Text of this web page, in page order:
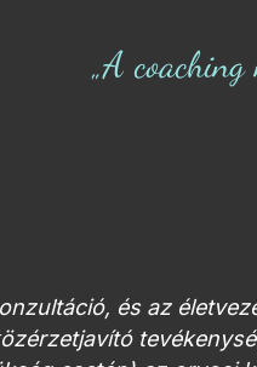
„A coaching
és az